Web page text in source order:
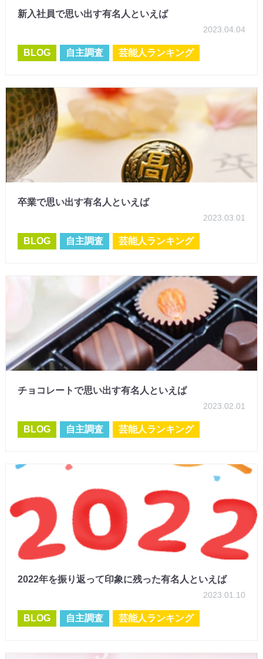
新入社員で思い出す有名人といえば
2023.04.04
BLOG 自主調査 芸能人ランキング
卒業で思い出す有名人といえば
2023.03.01
BLOG 自主調査 芸能人ランキング
チョコレートで思い出す有名人といえば
2023.02.01
BLOG 自主調査 芸能人ランキング
2022年を振り返って印象に残った有名人といえば
2023.01.10
BLOG 自主調査 芸能人ランキング